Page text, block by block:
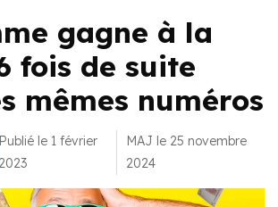
gagne à la
fois de suite
mêmes numéros
Publié le 1 février
2023
MAJ le 25 novembre
2024